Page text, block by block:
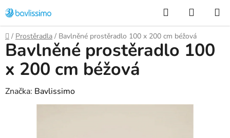
na
obsah
Hledat
KOŠÍK
Domů
/ Prostěradla / Bavlněné prostěradlo 100 x 200 cm béžová
Bavlněné prostěradlo 100
x 200 cm béžová
Značka: Bavlissimo